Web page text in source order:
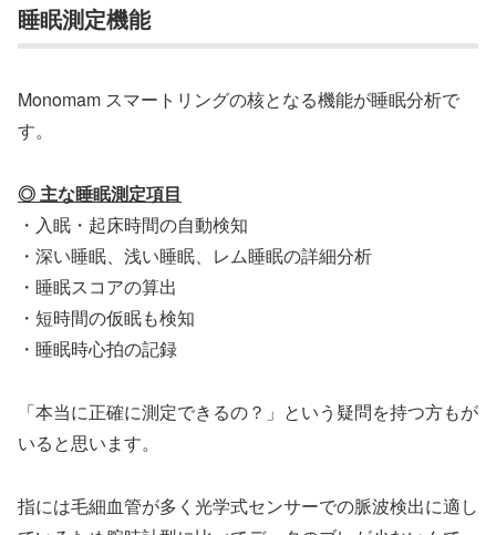
睡眠測定機能
Monomam スマートリングの核となる機能が睡眠分析で
す。
◎ 主な睡眠測定項目
・入眠・起床時間の自動検知
・深い睡眠、浅い睡眠、レム睡眠の詳細分析
・睡眠スコアの算出
・短時間の仮眠も検知
・睡眠時心拍の記録
「本当に正確に測定できるの？」という疑問を持つ方もが
いると思います。
指には毛細血管が多く光学式センサーでの脈波検出に適し